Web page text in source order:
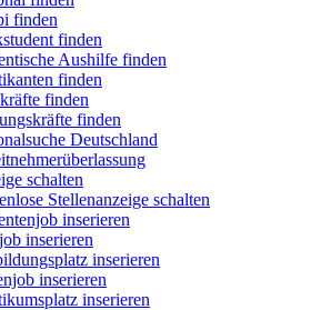
finden
finden
Aushilfe finden
finden
finden
finden
Deutschland
schalten
Stellenanzeige schalten
inserieren
inserieren
inserieren
inserieren
inserieren